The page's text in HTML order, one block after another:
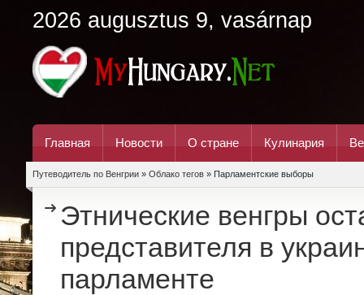
2026 augusztus 9, vasárnap
Главная Новости О стране Кулинария
Путеводитель по Венгрии » Облако тегов » Парламентские выборы
Этнические венгры
представителя в
парламенте